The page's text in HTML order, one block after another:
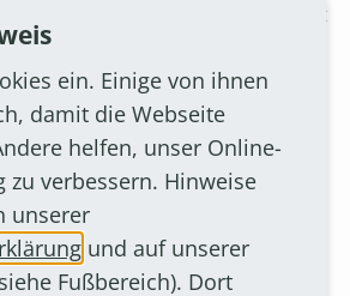
und die Karte mit
können Sie hier aufrufen.
Naturschutz
1
ein. Einige von ihnen
damit die Webseite
helfen, unser Online-
zu verbessern. Hinweise
unserer
und auf unserer
Fußbereich). Dort